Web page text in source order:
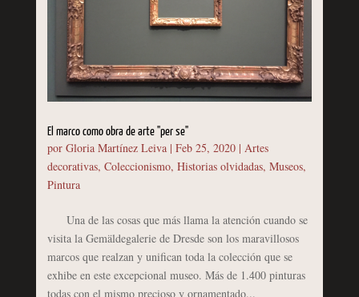
El marco como obra de arte "per se"
por Gloria Martínez Leiva| Feb 25, 2020| Artes
decorativas, Coleccionismo, Historias olvidadas, Museos,
Pintura
Una de las cosas que más llama la atención cuando se
visita la Gemäldegalerie de Dresde son los maravillosos
marcos que realzan y unifican toda la colección que se
exhibe en este excepcional museo. Más de 1.400 pinturas
todas con el mismo precioso y ornamentado...